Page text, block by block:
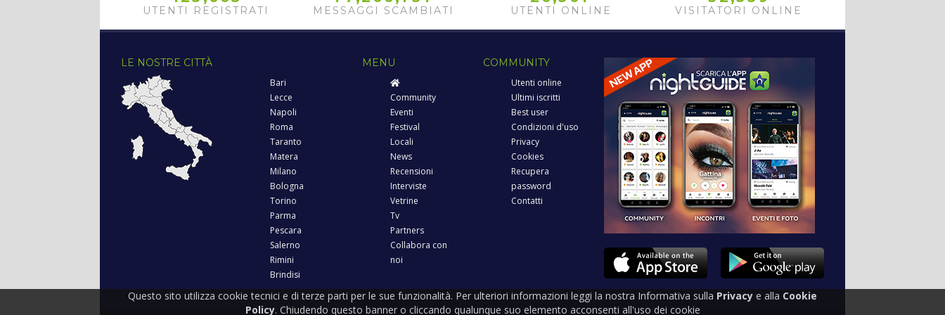
svolto...
UTENTI REGISTRATI MESSAGGI SCAMBIATI UTENTI ONLINE VISITATORI ONLINE
LE NOSTRE CITTÀ
Bari
Lecce
Napoli
Roma
Taranto
Matera
Milano
Bologna
Torino
Parma
Pescara
Salerno
Rimini
Brindisi
MENU
Community
Eventi
Festival
Locali
News
Recensioni
Interviste
Vetrine
Tv
Partners
Collabora con
noi
COMMUNITY
Utenti online
Ultimi iscritti
Best user
Condizioni d'uso
Privacy
Cookies
Recupera
password
Contatti
Questo sito utilizza cookie tecnici e di terze parti per le sue funzionalità. Per ulteriori informazioni leggi la nostra Informativa sulla Privacy e alla Cookie
Policy. Chiudendo questo banner o cliccando qualunque suo elemento acconsenti all'uso dei cookie